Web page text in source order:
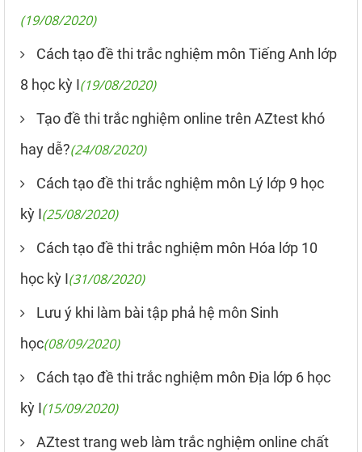
(19/08/2020)
Cách tạo đề thi trắc nghiệm môn Tiếng Anh lớp
8 học kỳ I(19/08/2020)
Tạo đề thi trắc nghiệm online trên AZtest khó
hay dễ?(24/08/2020)
Cách tạo đề thi trắc nghiệm môn Lý lớp 9 học
kỳ I(25/08/2020)
Cách tạo đề thi trắc nghiệm môn Hóa lớp 10
học kỳ I(31/08/2020)
Lưu ý khi làm bài tập phả hệ môn Sinh
học(08/09/2020)
Cách tạo đề thi trắc nghiệm môn Địa lớp 6 học
kỳ I(15/09/2020)
AZtest trang web làm trắc nghiệm online chất